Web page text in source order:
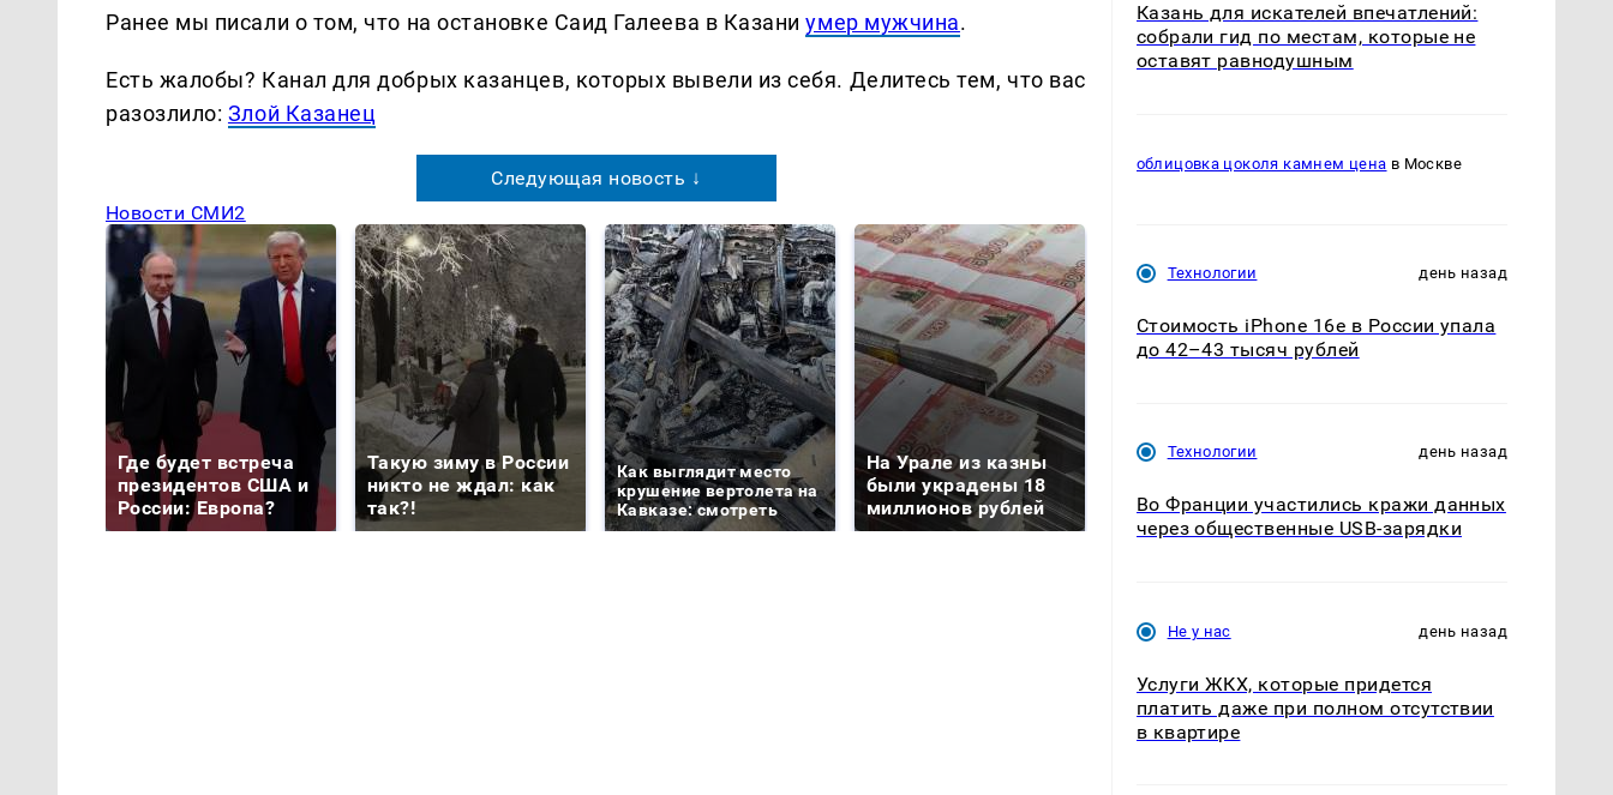
Ранее мы писали о том, что на остановке Саид Галеева в Казаниумер мужчина.
Есть жалобы? Канал для добрых казанцев, которых вывели из себя. Делитеcь тем, что вас
разозлило: Злой Казанец
Следующая новость ↓
Новости СМИ2
Где будет встреча
президентов США и
России: Европа?
Такую зиму в России
никто не ждал: как
так?!
Как выглядит место
крушение вертолета на
Кавказе: смотреть
На Урале из казны
были украдены 18
миллионов рублей
Не ешьте эту
магазина: список
В ОАЭ произошло
криптомиллионера
Казань для искателей впечатлений:
собрали гид по местам, которые не
оставят равнодушным
облицовка цоколя камнем цена в Москве
Технологии день назад
Стоимость iPhone 16e в России упала
до 42–43 тысяч рублей
Технологии день назад
Во Франции участились кражи данных
через общественные USB-зарядки
Не у нас день назад
Услуги ЖКХ, которые придется
платить даже при полном отсутствии
в квартире